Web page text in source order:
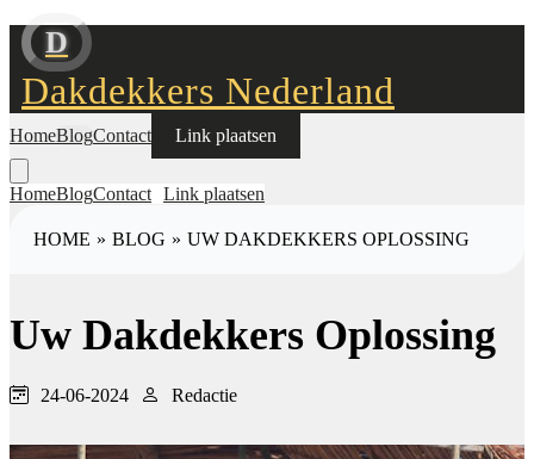
D
Dakdekkers Nederland
HomeBlogContact Link plaatsen
HomeBlogContact Link plaatsen
HOME » BLOG » UW DAKDEKKERS OPLOSSING
Uw Dakdekkers Oplossing
24-06-2024 Redactie